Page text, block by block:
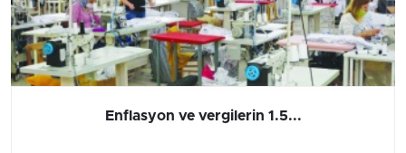
Enflasyon ve vergilerin 1.5...